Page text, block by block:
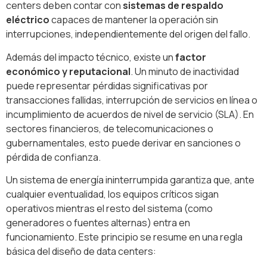
centers deben contar consistemas de respaldo
eléctricocapaces de mantener la operación sin
interrupciones, independientemente del origen del fallo.
Además del impacto técnico, existe unfactor
económico y reputacional. Un minuto de inactividad
puede representar pérdidas significativas por
transacciones fallidas, interrupción de servicios en línea o
incumplimiento de acuerdos de nivel de servicio (SLA). En
sectores financieros, de telecomunicaciones o
gubernamentales, esto puede derivar en sanciones o
pérdida de confianza.
Un sistema de energía ininterrumpida garantiza que, ante
cualquier eventualidad, los equipos críticos sigan
operativos mientras el resto del sistema (como
generadores o fuentes alternas) entra en
funcionamiento. Este principio se resume en una regla
básica del diseño de data centers: